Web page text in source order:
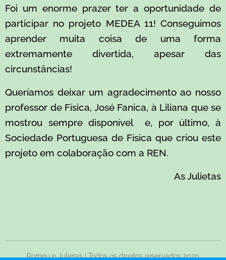
Foi um enorme prazer ter a oportunidade de
participar no projeto MEDEA 11! Conseguimos
aprender muita coisa de uma forma
extremamente divertida, apesar das
circunstâncias!
Queríamos deixar um agradecimento ao nosso
professor de Física, José Fanica, à Liliana que se
mostrou sempre disponível e, por último, à
Sociedade Portuguesa de Física que criou este
projeto em colaboração com a REN.
As Julietas
Romeu e Julietas | Todos os direitos reservados 2020